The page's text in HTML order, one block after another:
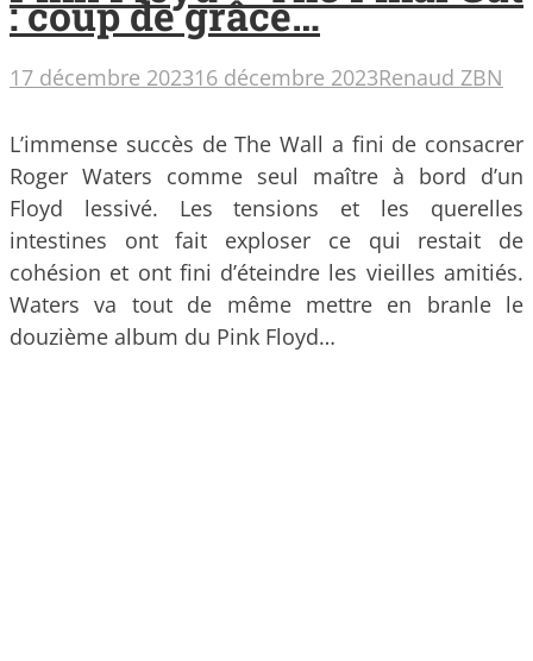
: coup de grâce…
17 décembre 202316 décembre 2023Renaud ZBN
L’immense succès de The Wall a fini de consacrer
Roger Waters comme seul maître à bord d’un
Floyd lessivé. Les tensions et les querelles
intestines ont fait exploser ce qui restait de
cohésion et ont fini d’éteindre les vieilles amitiés.
Waters va tout de même mettre en branle le
douzième album du Pink Floyd…